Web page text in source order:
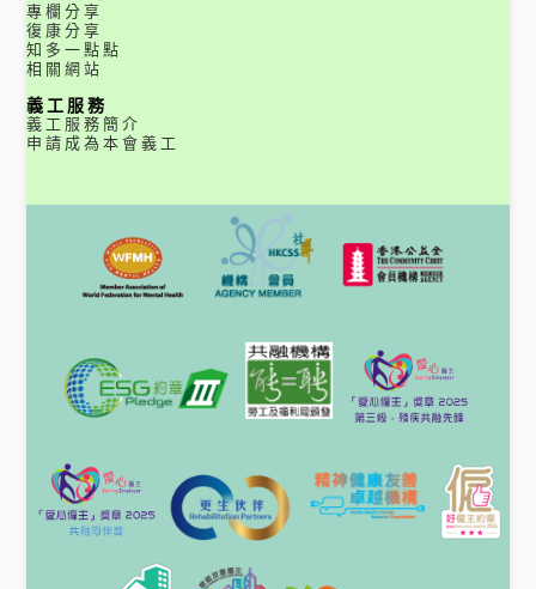
專欄分享
復康分享
知多一點點
相關網站
義工服務
義工服務簡介
申請成為本會義工